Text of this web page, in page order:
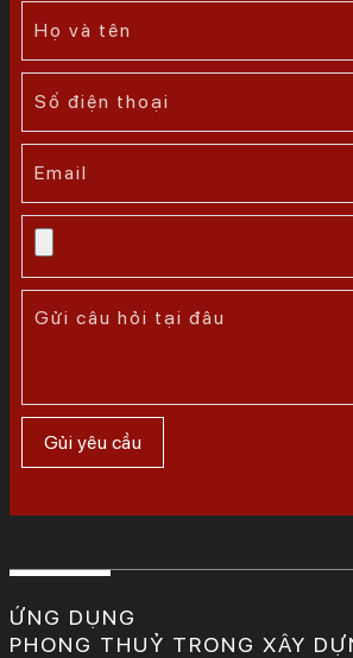
ỨNG DỤNG
PHONG THUỶ TRONG XÂY